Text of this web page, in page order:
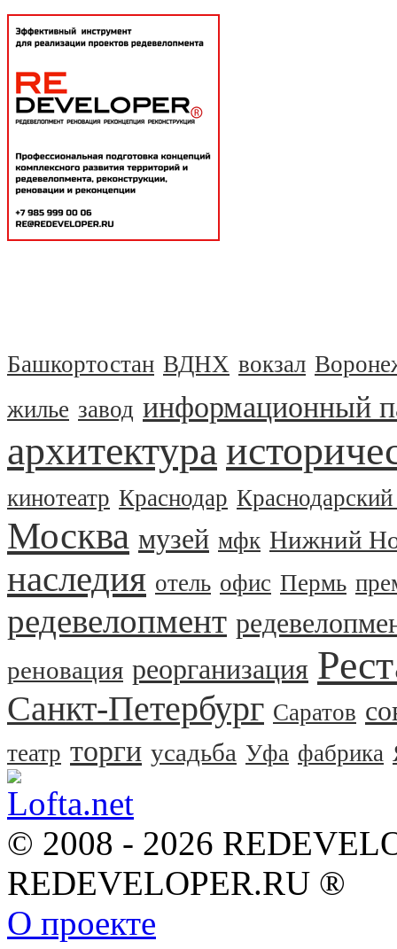
Башкортостан ВДНХ вокзал
жилье завод информационный
архитектура
кинотеатр Краснодар
Москва музей мфк Нижний
наследия отель офис Пермь
редевелопмент
реновация реорганизация
Санкт-Петербург Саратов
театр торги усадьба Уфа фабрика
© 2008 - 2026
REDEVELOPER.RU ®
О проекте